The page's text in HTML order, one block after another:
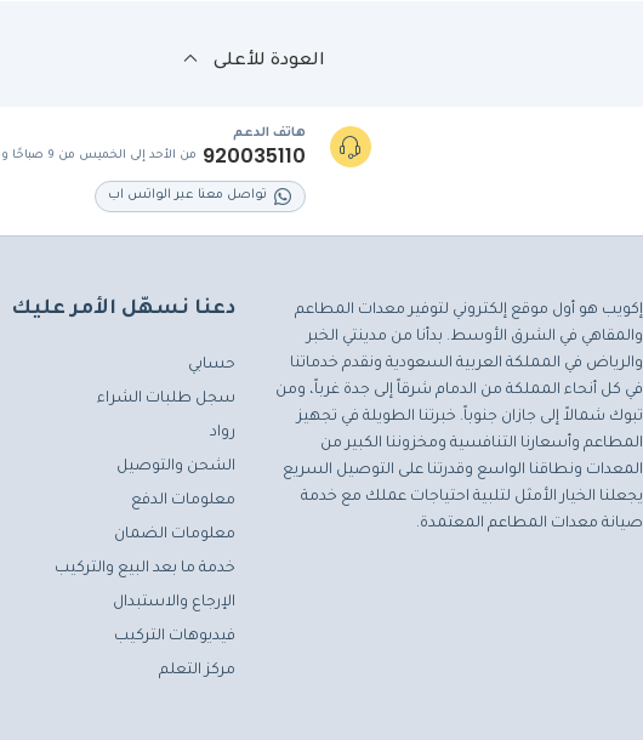
العودة للأعلى
هاتف الدعم
920035110 من الأحد إلى الخميس من 9 صباحًا وحتى 5 مساءً
تواصل معنا عبر الواتس اب
إكويب هو أول موقع إلكتروني لتوفير معدات المطاعم
والمقاهي في الشرق الأوسط. بدأنا من مدينتي الخبر
والرياض في المملكة العربية السعودية ونقدم خدماتنا
في كل أنحاء المملكة من الدمام شرقاً إلى جدة غرباً، ومن
تبوك شمالاً إلى جازان جنوباً. خبرتنا الطويلة في تجهيز
المطاعم وأسعارنا التنافسية ومخزوننا الكبير من
المعدات ونطاقنا الواسع وقدرتنا على التوصيل السريع
يجعلنا الخيار الأمثل لتلبية احتياجات عملك مع خدمة
صيانة معدات المطاعم المعتمدة.
دعنا نسهّل الأمر عليك
حسابي
سجل طلبات الشراء
رواد
الشحن والتوصيل
معلومات الدفع
معلومات الضمان
خدمة ما بعد البيع والتركيب
الإرجاع والاستبدال
فيديوهات التركيب
مركز التعلم